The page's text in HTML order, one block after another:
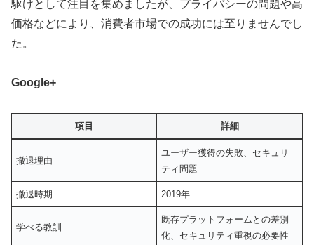
駆けとして注目を集めましたが、プライバシーの問題や高
価格などにより、消費者市場での成功には至りませんでし
た。
Google+
項目 詳細
撤退理由
ユーザー獲得の失敗、セキュリ
ティ問題
撤退時期 2019年
学べる教訓
既存プラットフォームとの差別
化、セキュリティ重視の必要性